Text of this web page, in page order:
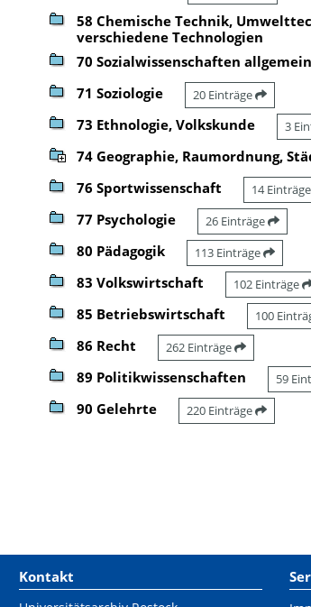
58 Chemische Technik,
verschiedene Technologien
70 Sozialwissenschaften allgemein
71 Soziologie 20 Einträge
73 Ethnologie, Volkskunde 3
74 Geographie, Raumordnung,
76 Sportwissenschaft 14 Einträge
77 Psychologie 26 Einträge
80 Pädagogik 113 Einträge
83 Volkswirtschaft 102 Einträge
85 Betriebswirtschaft 100
86 Recht 262 Einträge
89 Politikwissenschaften 59
90 Gelehrte 220 Einträge
Kontakt